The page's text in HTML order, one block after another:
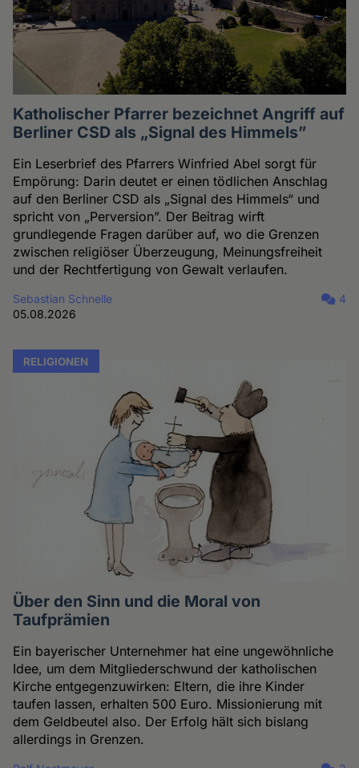
Katholischer Pfarrer bezeichnet Angriff auf
Berliner CSD als „Signal des Himmels”
Ein Leserbrief des Pfarrers Winfried Abel sorgt für
Empörung: Darin deutet er einen tödlichen Anschlag
auf den Berliner CSD als „Signal des Himmels“ und
spricht von „Perversion”. Der Beitrag wirft
grundlegende Fragen darüber auf, wo die Grenzen
zwischen religiöser Überzeugung, Meinungsfreiheit
und der Rechtfertigung von Gewalt verlaufen.
Sebastian Schnelle
05.08.2026
4
RELIGIONEN
Über den Sinn und die Moral von
Taufprämien
Ein bayerischer Unternehmer hat eine ungewöhnliche
Idee, um dem Mitgliederschwund der katholischen
Kirche entgegenzuwirken: Eltern, die ihre Kinder
taufen lassen, erhalten 500 Euro. Missionierung mit
dem Geldbeutel also. Der Erfolg hält sich bislang
allerdings in Grenzen.